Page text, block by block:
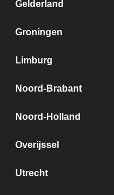
Gelderland
Groningen
Limburg
Noord-Brabant
Noord-Holland
Overijssel
Utrecht